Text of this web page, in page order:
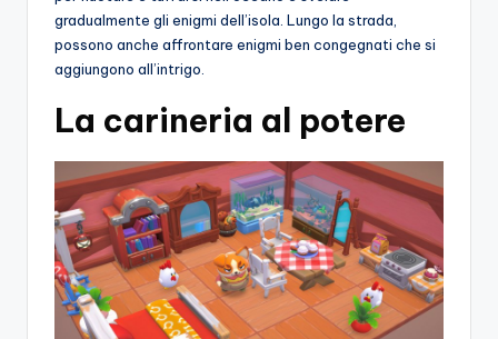
gradualmente gli enigmi dell’isola. Lungo la strada,
possono anche affrontare enigmi ben congegnati che si
aggiungono all’intrigo.
La carineria al potere